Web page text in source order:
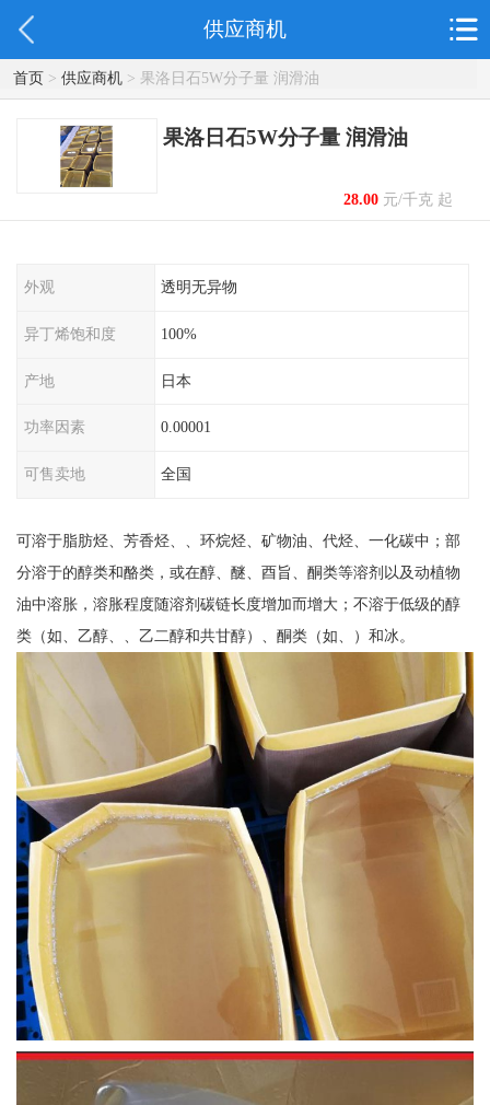
供应商机
首页> 供应商机> 果洛日石5W分子量 润滑油
果洛日石5W分子量 润滑油
28.00元/千克 起
外观 透明无异物
异丁烯饱和度 100%
产地 日本
功率因素 0.00001
可售卖地 全国
可溶于脂肪烃、芳香烃、、环烷烃、矿物油、代烃、一化碳中；部
分溶于的醇类和酪类，或在醇、醚、酉旨、酮类等溶剂以及动植物
油中溶胀，溶胀程度随溶剂碳链长度增加而增大；不溶于低级的醇
类（如、乙醇、、乙二醇和共甘醇）、酮类（如、）和冰。